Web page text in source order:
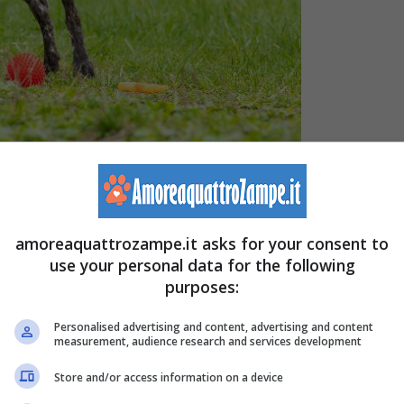
che incontriamo.
quasi impercettibili per noi.
ricca di informazioni
certi odori sembrano attirare così tanto il loro
amoreaquattrozampe.it asks for your consent to
use your personal data for the following
purposes:
Personalised advertising and content, advertising and content
measurement, audience research and services development
Store and/or access information on a device